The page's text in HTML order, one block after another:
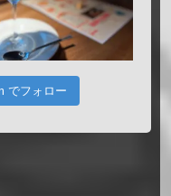
でフォロー